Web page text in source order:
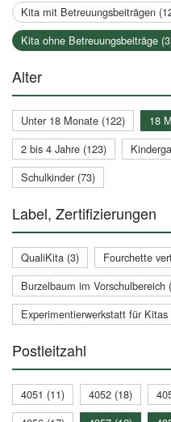
Kita mit Betreuungsbeiträgen
Kita ohne Betreuungsbeiträge
Alter
Unter 18 Monate (122)
18
2 bis 4 Jahre (123)
Schulkinder (73)
Label, Zertifizierungen
QualiKita (3)
Fourchette
Burzelbaum im Vorschulbereich
Experimentierwerkstatt für Kitas
Postleitzahl
4051 (11) 4052 (18)